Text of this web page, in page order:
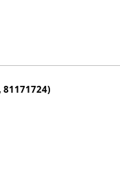
81171724)